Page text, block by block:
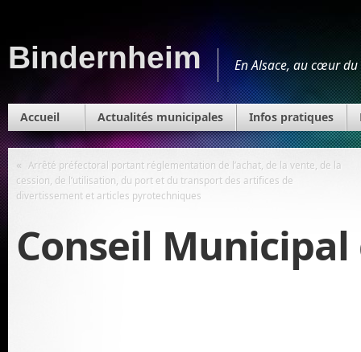
Bindernheim En Alsace, au cœur
Accueil Actualités municipales Infos pratiques
« Arrêté préfectoral portant réglementation de l’achat, de la vente, de la
cession, de l’utilisation, du port et du transport des artifices de
divertissement et articles pyrotechniques
Conseil Municipal